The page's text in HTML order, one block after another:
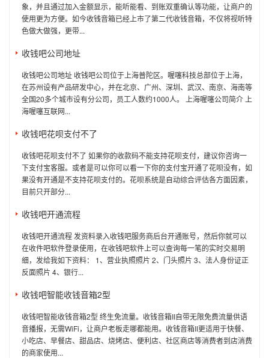
象，并且通过加入金额显示，能听能看、到账双重确认等功能，让商户的
使用更为方便。如今收钱音箱已经上市了第二代收钱音箱，不仅将视听特
色做大做强，更带...
收钱吧公司地址
收钱吧公司地址 收钱吧公司位于上海普陀区。喔噻科技总部位于上海，
在苏州设有产品研发中心，并在北京、广州、深圳、武汉、南京、海南等
全国20多个城市设有分公司，员工人数约1000人。 上海喔噻公司简介 上
海喔噻互联网...
收钱吧花呗支付不了
收钱吧花呗支付不了 如果你的收款码不能支持花呗支付，建议你咨询一
下支付宝客服。或者是可以你可以看一下你的支付宝开通了花呗没有，如
果没有开通是不支持花呗支付的。花呗系统是自动综合评估各方面因素，
目前只开部分...
收钱吧开通流程
收钱吧开通流程 发资料录入收钱吧服务商后台开通账号，然后你就可以
在收件吧软件登录使用，在收钱吧软件上可以查询每一笔的实时交易明
细，发给我如下资料： 1、营业执照照片 2、门头照片 3、法人身份证正
反面照片 4、银行...
收钱吧智能收钱音箱2型
收钱吧智能收钱音箱2型 终生免流量。收钱音箱II自带无限免费流量供语
音播报，无需WiFi，让商户老板走哪都能用。收钱音箱II更适用于快餐、
小吃店、早餐店、甜品店、烧烤店、便利店、社区商店等消费者到店消费
的商家使用...